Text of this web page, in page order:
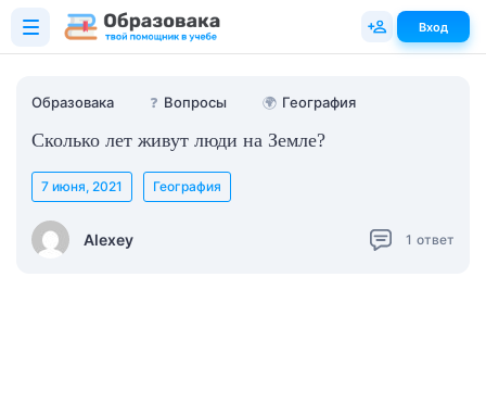
Образовака ❓ Вопросы 🌍 География
Сколько лет живут люди на Земле?
Alexey
7 июня, 2021 География
1 ответ
Вход